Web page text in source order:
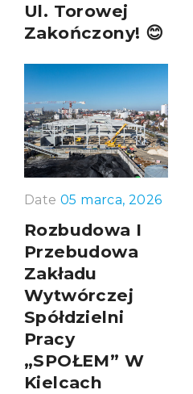
Ul. Torowej
Zakończony! 😊
Date 05 marca, 2026
Rozbudowa I
Przebudowa
Zakładu
Wytwórczej
Spółdzielni
Pracy
„SPOŁEM” W
Kielcach